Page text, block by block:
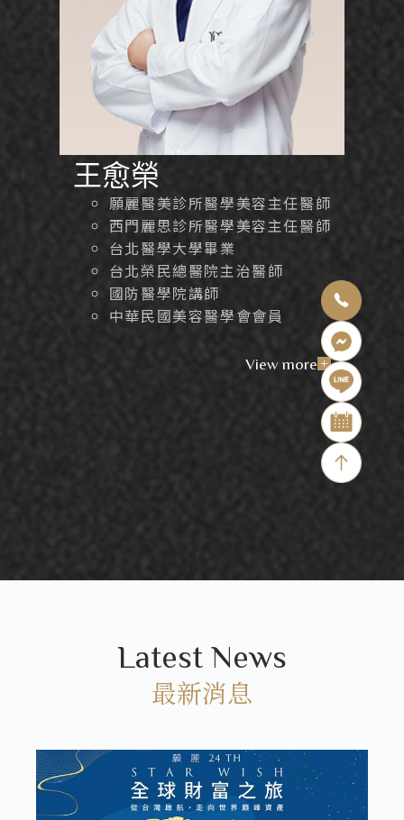
王愈榮
願麗醫美診所醫學美容主任醫師
西門麗思診所醫學美容主任醫師
台北醫學大學畢業
台北榮民總醫院主治醫師
國防醫學院講師
中華民國美容醫學會會員
View more +
Latest News
最新消息